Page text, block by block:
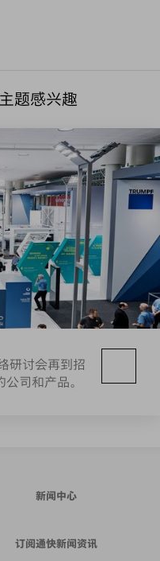
题感兴趣
研讨会再到招
司和产品。
新闻中心
订阅通快新闻资讯